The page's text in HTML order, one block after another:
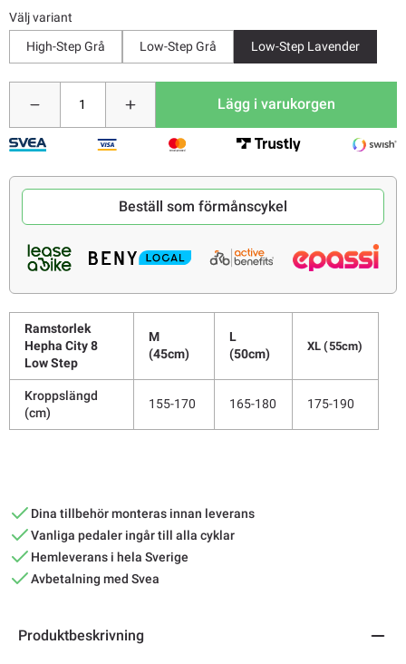
Välj variant
High-Step Grå
Low-Step Grå Low-Step Lavender
Lägg i varukorgen
Beställ som förmånscykel
Ramstorlek
Hepha City 8
Low Step
M
(45cm)
L
(50cm)
XL (55cm)
Kroppslängd
(cm)
155-170 165-180 175-190
Dina tillbehör monteras innan leverans
Vanliga pedaler ingår till alla cyklar
Hemleverans i hela Sverige
Avbetalning med Svea
Produktbeskrivning